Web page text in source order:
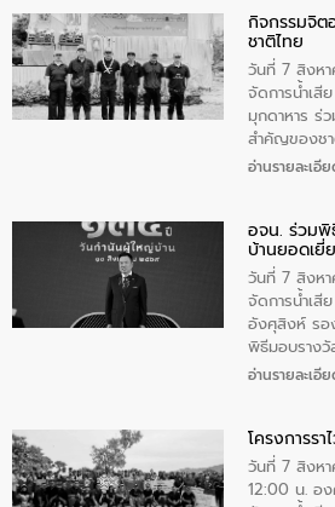
กิจกรรมจิ
ชาติไทย
วันที่ 7 สิงห
จัดการน้ำเสี
มุกดาหาร ร่
สําคัญของชา
สมภพ สมเด็
ทิพย์คำ รอง
เป็นประธาน
ตําบลนาโสก
มุกดาหาร โด
ทําความสะอ
เพื่อถวายเป็
เจ้าสิริกิติ์พร
อ่านรายละเอี
อจน. ร่วม
บ้านยอดเยี่
วันที่ 7 สิงห
จัดการน้ำเ
อังศุสิงห์ รอ
พิธีมอบราง
ทำเนียบรัฐบ
ทองคำและป
ผู้ใหญ่บ้านยอ
โอวาท และม
อ่านรายละเอี
โครงการรา
วันที่ 7 สิงห
12:00 น. อง